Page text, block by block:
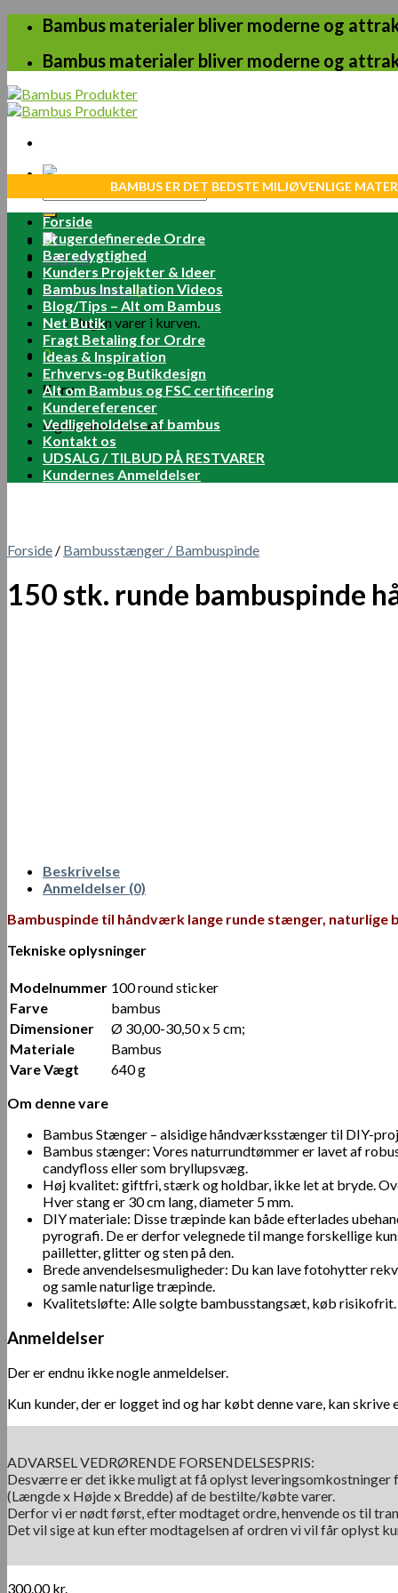
Skip
content
Bambus materialer bliver moderne og
Bambus materialer bliver moderne og
efter:
Log ind
Kurv /0.00kr.0
Ingen varer i kurven.
0
Kurv
Ingen varer i kurven.
BAMBUS ER DET BEDSTE MILJØVENLIGE
Forside
Brugerdefinerede Ordre
Bæredygtighed
Kunders Projekter & Ideer
Bambus Installation Videos
Blog/Tips – Alt om Bambus
Net Butik
Fragt Betaling for Ordre
Ideas & Inspiration
Erhvervs-og Butikdesign
Alt om Bambus og FSC certificering
Kundereferencer
Vedligeholdelse af bambus
Kontakt os
UDSALG / TILBUD PÅ RESTVARER
Kundernes Anmeldelser
Forside / Bambusstænger / Bambuspinde
150 stk. runde bambuspinde
Beskrivelse
Anmeldelser (0)
Bambuspinde til håndværk lange runde stænger,
Tekniske oplysninger
Modelnummer 100 round sticker
Farve
‎bambus
Dimensioner
‎Ø 30,00-30,50 x 5 cm;
Materiale
‎‎Bambus
Vare Vægt
‎640 g
Om denne vare
Bambus Stænger – alsidige håndværksstænger til DIY-
Bambus stænger: Vores naturrundtømmer er lavet af
candyfloss eller som bryllupsvæg.
Høj kvalitet: giftfri, stærk og holdbar, ikke let at bryde.
Hver stang er 30 cm lang, diameter 5 mm.
DIY materiale: Disse træpinde kan både efterlades
pyrografi. De er derfor velegnede til mange forskellige
pailletter, glitter og sten på den.
Brede anvendelsesmuligheder: Du kan lave fotohytter
og samle naturlige træpinde.
Kvalitetsløfte: Alle solgte bambusstangsæt, køb risikofrit.
Anmeldelser
Der er endnu ikke nogle anmeldelser.
Kun kunder, der er logget ind og har købt denne vare, kan skrive
ADVARSEL VEDRØRENDE FORSENDELSESPRIS:
Desværre er det ikke muligt at få oplyst leveringsomkostninger
(Længde x Højde x Bredde) af de bestilte/købte varer.
Derfor vi er nødt først, efter modtaget ordre, henvende os til
Det vil sige at kun efter modtagelsen af ordren vi vil får oplyst
300.00kr.